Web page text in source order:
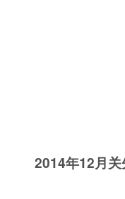
2014年12月